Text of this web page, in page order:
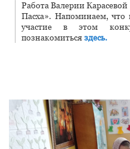
Работа Валерии
Пасха». Напоминаем, что
участие в этом
познакомитьсяздесь.